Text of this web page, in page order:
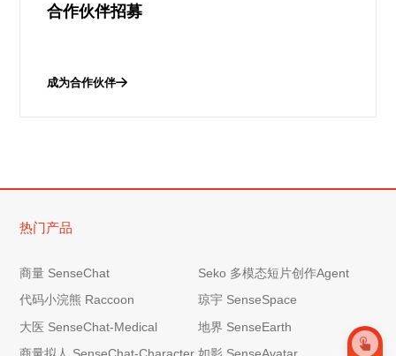
合作伙伴招募
成为合作伙伴
热门产品
商量 SenseChat
Seko 多模态短片创作Agent
代码小浣熊 Raccoon
琼宇 SenseSpace
大医 SenseChat-Medical
地界 SenseEarth